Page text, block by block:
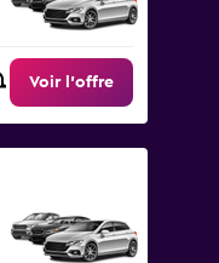
Voir l’offre